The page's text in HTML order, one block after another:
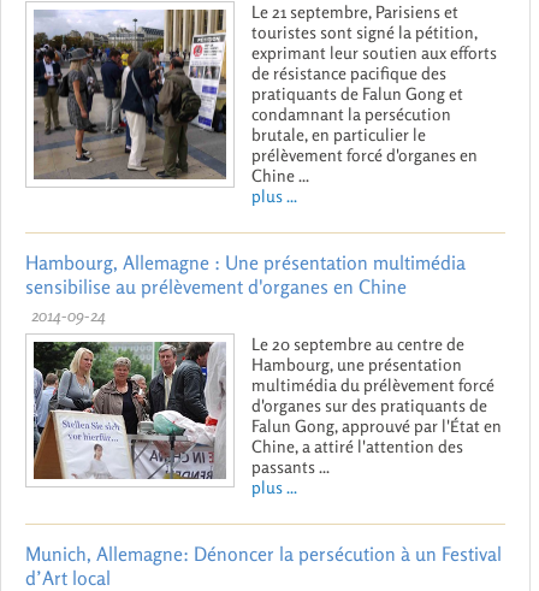
Le 21 septembre, Parisiens et
touristes sont signé la pétition,
exprimant leur soutien aux efforts
de résistance pacifique des
pratiquants de Falun Gong et
condamnant la persécution
brutale, en particulier le
prélèvement forcé d'organes en
Chine ...
plus ...
Hambourg, Allemagne : Une présentation multimédia
sensibilise au prélèvement d'organes en Chine
2014-09-24
Le 20 septembre au centre de
Hambourg, une présentation
multimédia du prélèvement forcé
d'organes sur des pratiquants de
Falun Gong, approuvé par l'État en
Chine, a attiré l'attention des
passants ...
plus ...
Munich, Allemagne: Dénoncer la persécution à un Festival
d’Art local